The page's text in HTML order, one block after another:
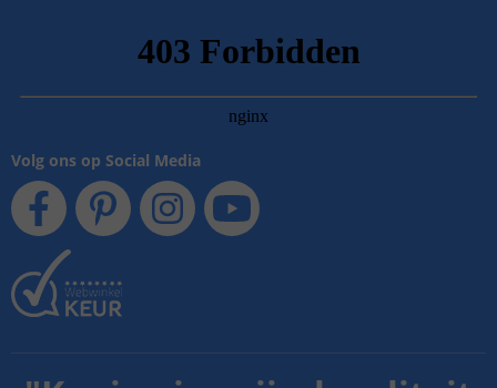
Volg ons op Social Media